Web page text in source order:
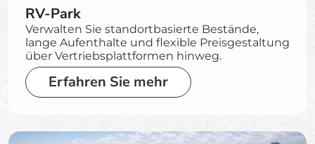
RV-Park
Verwalten Sie standortbasierte Bestände,
lange Aufenthalte und flexible Preisgestaltung
über Vertriebsplattformen hinweg.
Erfahren Sie mehr